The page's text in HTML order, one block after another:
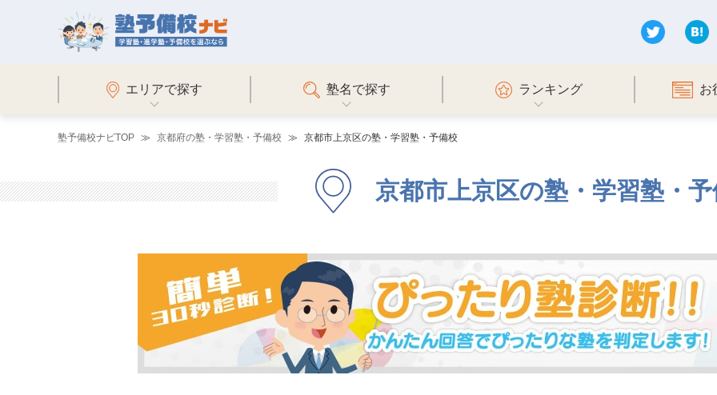
エリアで探す 塾名で探す ランキング お
塾予備校ナビTOP 京都府の塾・学習塾・予備校 京都市上京区の塾・学習塾・予備校
京都市上京区の塾・学習塾・